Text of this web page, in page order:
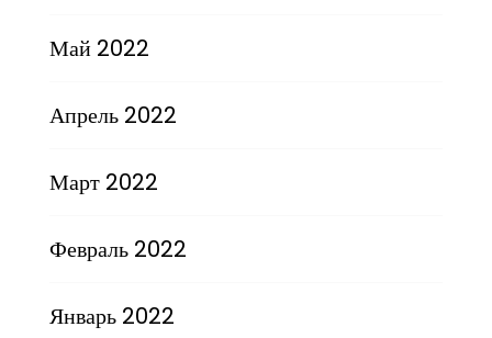
Май 2022
Апрель 2022
Март 2022
Февраль 2022
Январь 2022